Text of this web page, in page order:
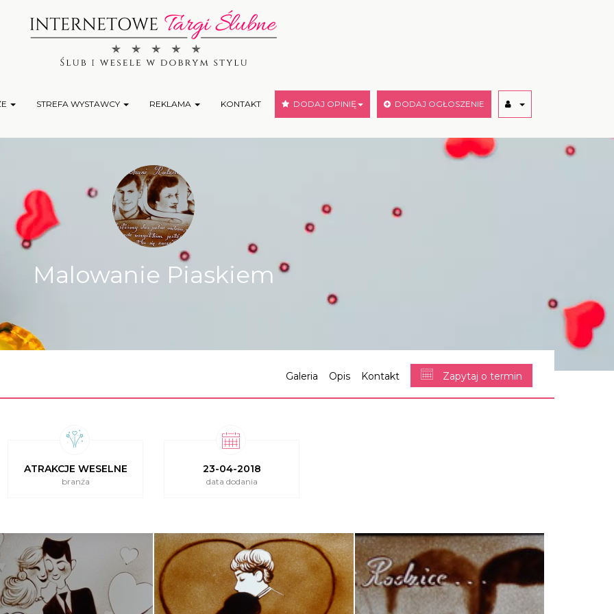
STREFA WYSTAWCY REKLAMA KONTAKT DODAJ OPINIĘ DODAJ OGŁOSZENIE
Malowanie Piaskiem
Galeria Opis Kontakt Zapytaj o termin
ATRAKCJE WESELNE
branża
23-04-2018
data dodania